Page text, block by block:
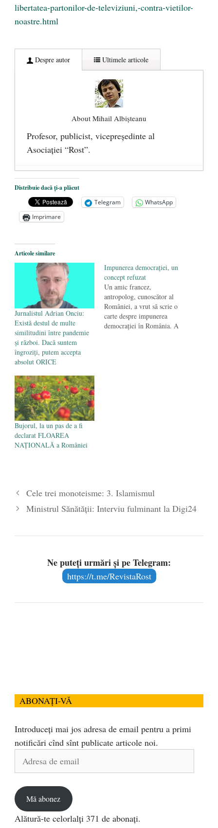
libertatea-partonilor-de-televiziuni,-contra-vietilor-
noastre.html
Despre autor Ultimele articole
About Mihail Albișteanu
Profesor, publicist, vicepreşedinte al
Asociaţiei “Rost”.
Până când?
Năzdrăvăniile ”sultanului” Erdogan - 12
ianuarie 2020
Ce ne arată Iranul astăzi?
Distribuie dacă ți-a plăcut
Telegram
WhatsApp
Imprimare
Articole similare
Jurnalistul Adrian Onciu:
Există destul de multe
similitudini între pandemie
și război. Dacă suntem
îngroziți, putem accepta
absolut ORICE
Impunerea democraţiei, un
concept refuzat
Un amic francez,
antropolog, cunoscător al
României, a vrut să scrie o
carte despre impunerea
democraţiei în România. A
Bujorul, la un pas de a fi
declarat FLOAREA
NAȚIONALĂ a României
Cele trei monoteisme: 3. Islamismul
Ministrul Sănătății: Interviu fulminant la Digi24
Ne puteți urmări și pe Telegram:
https://t.me/RevistaRost
ABONAȚI-VĂ
Introduceți mai jos adresa de email pentru a primi
notificări cînd sînt publicate articole noi.
Adresa
Mă abonez
Alătură-te celorlalți 371 de abonați.